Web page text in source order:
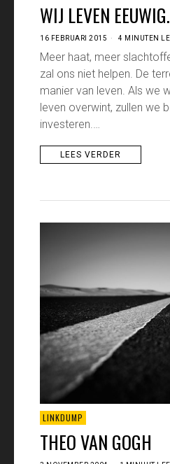
WIJ LEVEN EEUWIG.
16 FEBRUARI 2015 4 MINUTEN
Meer haat, meer
zal ons niet helpen. De
manier van leven. Als we
leven overwint, zullen we
investeren.…
LEES VERDER
LINKDUMP
THEO VAN GOGH